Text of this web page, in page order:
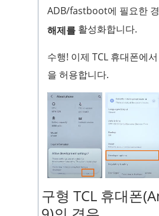
ADB/fastboot에 필요한
해제를 활성화합니다.
수행! 이제 TCL 휴대폰에
을 허용합니다.
구형 TCL 휴대폰